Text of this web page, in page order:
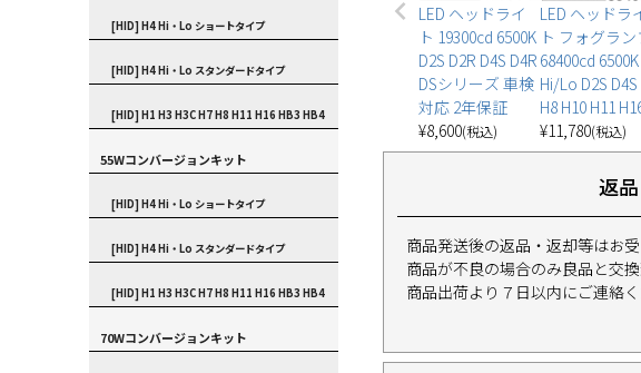
[HID] H4 Hi・Lo ショートタイプ
[HID] H4 Hi・Lo スタンダードタイプ
[HID] H1 H3 H3C H7 H8 H11 H16 HB3 HB4
55Wコンバージョンキット
[HID] H4 Hi・Lo ショートタイプ
[HID] H4 Hi・Lo スタンダードタイプ
[HID] H1 H3 H3C H7 H8 H11 H16 HB3 HB4
70Wコンバージョンキット
LED ヘッドライ
ト 19300cd 6500K
D2S D2R D4S D4R
DSシリーズ 車検
対応 2年保証
¥8,600(税込)
LED ヘッドラ
ト フォグラ
68400cd
Hi/Lo D2S D4S
H8 H10 H11
B3 HB4 PSX26W
Qシリーズ プ
チナ 車検対応 2
¥11,780(税込)
返
商品発送後の返品・返却等はお受
商品が不良の場合のみ良品と交換
商品出荷より７日以内にご連絡く